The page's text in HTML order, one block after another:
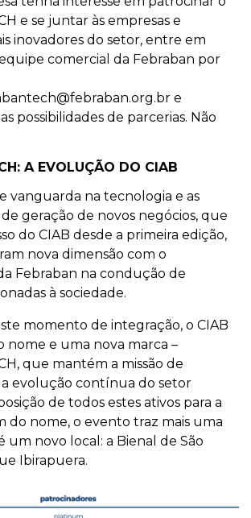
e se juntar às empresas e
inovadores do setor, entre em
comercial da Febraban por
e
possibilidades de parcerias. Não
A EVOLUÇÃO DO CIAB
vanguarda na tecnologia e as
geração de novos negócios, que
do CIAB desde a primeira edição,
nova dimensão com o
Febraban na condução de
à sociedade.
momento de integração, o CIAB
nome e uma nova marca –
que mantém a missão de
evolução contínua do setor
de todos estes ativos para a
do nome, o evento traz mais uma
um novo local: a Bienal de São
Ibirapuera.